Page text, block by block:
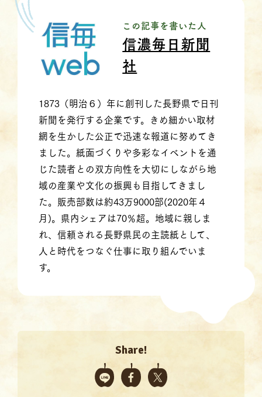
この記事を書いた人
信濃毎日新聞
社
1873（明治６）年に創刊した長野県で日刊
新聞を発行する企業です。きめ細かい取材
網を生かした公正で迅速な報道に努めてき
ました。紙面づくりや多彩なイベントを通
じた読者との双方向性を大切にしながら地
域の産業や文化の振興も目指してきまし
た。販売部数は約43万9000部(2020年４
月)。県内シェアは70％超。地域に親しま
れ、信頼される長野県民の主読紙として、
人と時代をつなぐ仕事に取り組んでいま
す。
Share!